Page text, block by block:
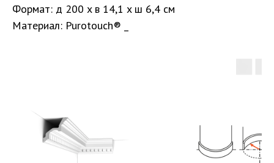
Формат: д 200 x в 14,1 x ш 6,4 см
Материал: Purotouch® _